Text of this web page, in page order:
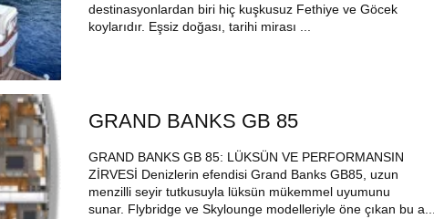
destinasyonlardan biri hiç kuşkusuz Fethiye ve Göcek
koylarıdır. Eşsiz doğası, tarihi mirası ...
GRAND BANKS GB 85
GRAND BANKS GB 85: LÜKSÜN VE PERFORMANSIN
ZİRVESİ Denizlerin efendisi Grand Banks GB85, uzun
menzilli seyir tutkusuyla lüksün mükemmel uyumunu
sunar. Flybridge ve Skylounge modelleriyle öne çıkan bu a...